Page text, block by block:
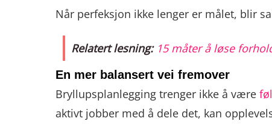
Når perfeksjon ikke lenger er målet, blir
Relatert lesning: 15 måter å løse
En mer balansert vei fremover
Bryllupsplanlegging trenger ikke å være
aktivt jobber med å dele det, kan